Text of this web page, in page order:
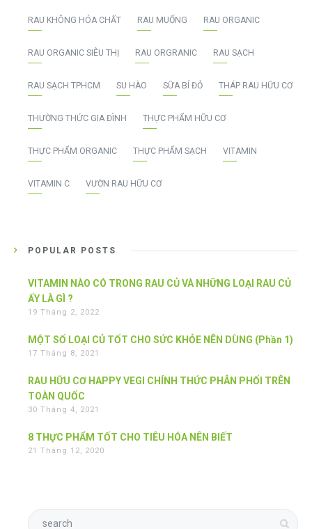
RAU KHÔNG HÓA CHẤT RAU MUỐNG RAU ORGANIC
RAU ORGANIC SIÊU THỊ RAU ORGRANIC RAU SẠCH
RAU SẠCH TPHCM SU HÀO SỮA BÍ ĐỎ THÁP RAU HỮU CƠ
THƯỜNG THỨC GIA ĐÌNH THỰC PHẨM HỮU CƠ
THỰC PHẨM ORGANIC THỰC PHẨM SẠCH VITAMIN
VITAMIN C VƯỜN RAU HỮU CƠ
POPULAR POSTS
VITAMIN NÀO CÓ TRONG RAU CỦ VÀ NHỮNG LOẠI RAU CỦ
ẤY LÀ GÌ ?
19 Tháng 2, 2022
MỘT SỐ LOẠI CỦ TỐT CHO SỨC KHỎE NÊN DÙNG (Phần 1)
17 Tháng 8, 2021
RAU HỮU CƠ HAPPY VEGI CHÍNH THỨC PHÂN PHỐI TRÊN
TOÀN QUỐC
30 Tháng 4, 2021
8 THỰC PHẨM TỐT CHO TIÊU HÓA NÊN BIẾT
21 Tháng 12, 2020